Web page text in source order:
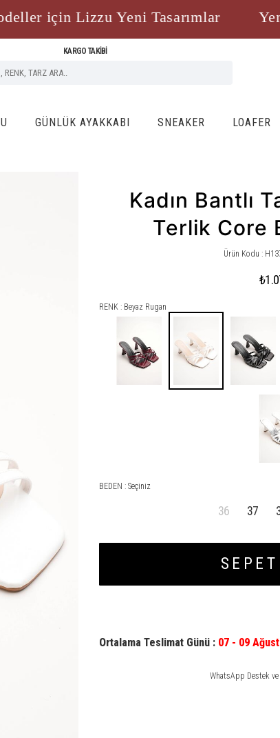
için Lizzu Yeni Tasarımlar Yeni
KARGO TAKİBİ
GÜNLÜK AYAKKABI SNEAKER LOAFER
Kadın Bantlı
Terlik Core
Ürün Kodu :
RENK : Beyaz Rugan
BEDEN : Seçiniz
36 37
Ortalama Teslimat Günü : 07 - 09
WhatsApp Destek